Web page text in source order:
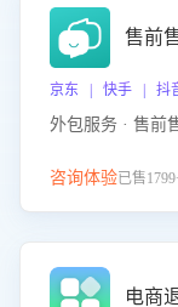
售前
京东 | 快手 | 抖
外包服务 · 售前
咨询体验已售
电商